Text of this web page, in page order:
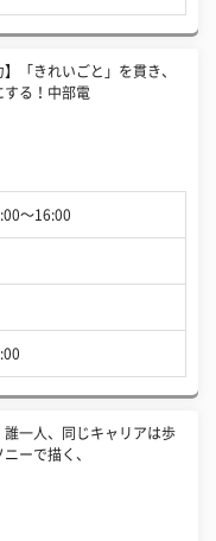
】「きれいごと」を貫き、
する！中部電
〜16:00
誰一人、同じキャリアは歩
ーで描く、